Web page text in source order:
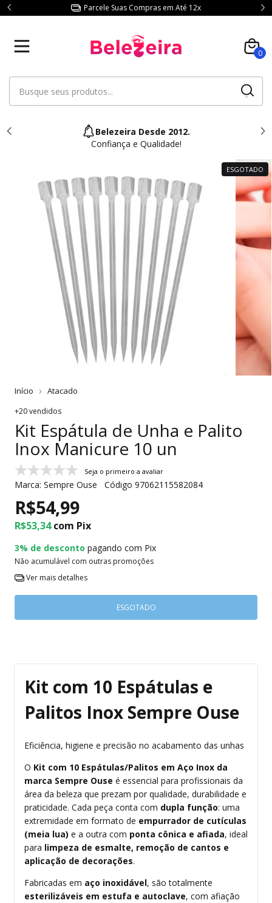
Parcele Suas Compras em Até 12x
0
Belezeira Desde 2012.
Confiança e Qualidade!
ESGOTADO
Início Atacado
+20 vendidos
Kit Espátula de Unha e Palito
Inox Manicure 10 un
Seja o primeiro a avaliar
Marca: Sempre Ouse Código 97062115582084
R$54,99
R$53,34com Pix
3% de desconto pagando com Pix
Não acumulável com outras promoções
Ver mais detalhes
Kit com 10 Espátulas e
Palitos Inox Sempre Ouse
Eficiência, higiene e precisão no acabamento das unhas
O Kit com 10 Espátulas/Palitos em Aço Inox da
marca Sempre Ouse é essencial para profissionais da
área da beleza que prezam por qualidade, durabilidade e
praticidade. Cada peça conta com dupla função: uma
extremidade em formato de empurrador de cutículas
(meia lua) e a outra com ponta cônica e afiada, ideal
para limpeza de esmalte, remoção de cantos e
aplicação de decorações.
Fabricadas em aço inoxidável, são totalmente
esterilizáveis em estufa e autoclave, com afiação